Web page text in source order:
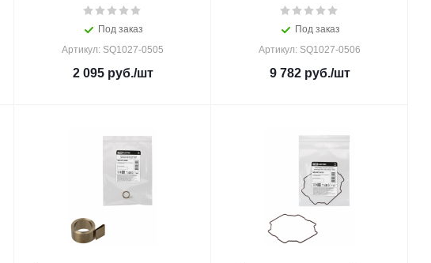
Под заказ
Артикул: SQ1027-0505
2 095руб./шт
Под заказ
Артикул: SQ1027-0506
9 782руб./шт